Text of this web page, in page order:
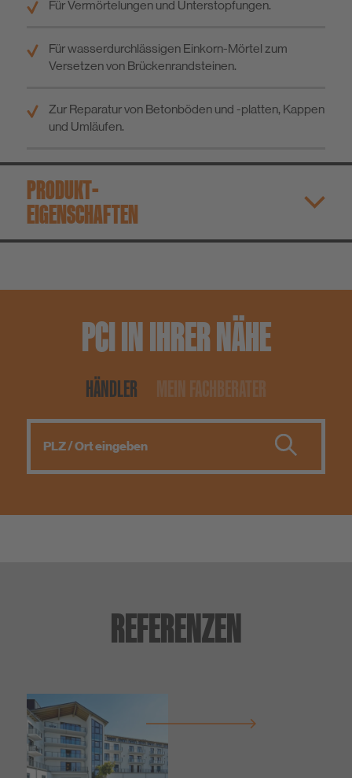
Für Vermörtelungen und Unterstopfungen.
Für wasserdurchlässigen Einkorn-Mörtel zum
Versetzen von Brückenrandsteinen.
Zur Reparatur von Betonböden und -platten, Kappen
und Umläufen.
PRODUKT­
EIGENSCHAFTEN
PCI IN IHRER NÄHE
HÄNDLER MEIN FACHBERATER
REFERENZEN